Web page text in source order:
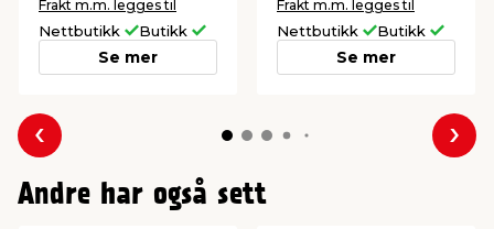
Frakt m.m. legges til
Nettbutikk Butikk
Se mer
Frakt m.m. legges til
Nettbutikk Butikk
Se mer
Forrige
Andre har også sett